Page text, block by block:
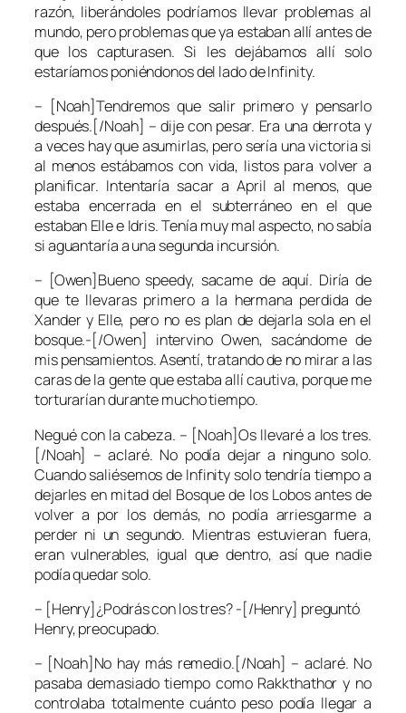
razón, liberándoles podríamos llevar problemas al
mundo, pero problemas que ya estaban allí antes de
que los capturasen. Si les dejábamos allí solo
estaríamos poniéndonos del lado de Infinity.
– [Noah]Tendremos que salir primero y pensarlo
después.[/Noah] – dije con pesar. Era una derrota y
a veces hay que asumirlas, pero sería una victoria si
al menos estábamos con vida, listos para volver a
planificar. Intentaría sacar a April al menos, que
estaba encerrada en el subterráneo en el que
estaban Elle e Idris. Tenía muy mal aspecto, no sabía
si aguantaría a una segunda incursión.
– [Owen]Bueno speedy, sacame de aquí. Diría de
que te llevaras primero a la hermana perdida de
Xander y Elle, pero no es plan de dejarla sola en el
bosque.-[/Owen] intervino Owen, sacándome de
mis pensamientos. Asentí, tratando de no mirar a las
caras de la gente que estaba allí cautiva, porque me
torturarían durante mucho tiempo.
Negué con la cabeza. – [Noah]Os llevaré a los tres.
[/Noah] – aclaré. No podía dejar a ninguno solo.
Cuando saliésemos de Infinity solo tendría tiempo a
dejarles en mitad del Bosque de los Lobos antes de
volver a por los demás, no podía arriesgarme a
perder ni un segundo. Mientras estuvieran fuera,
eran vulnerables, igual que dentro, así que nadie
podía quedar solo.
– [Henry]¿Podrás con los tres? -[/Henry] preguntó
Henry, preocupado.
– [Noah]No hay más remedio.[/Noah] – aclaré. No
pasaba demasiado tiempo como Rakkthathor y no
controlaba totalmente cuánto peso podía llegar a